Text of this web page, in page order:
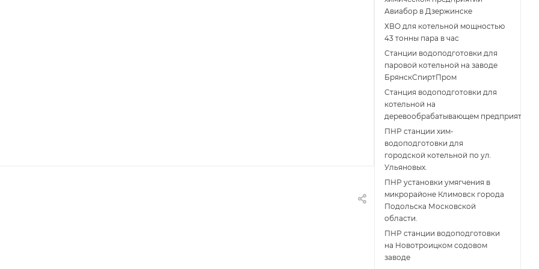
Авиабор в Дзержинске
ХВО для котельной мощностью
43 тонны пара в час
Станции водоподготовки для
паровой котельной на заводе
БрянскСпиртПром
Станция водоподготовки для
котельной на
деревообрабатывающем предприятии
ПНР станции хим-
водоподготовки для
городской котельной по ул.
Ульяновых.
ПНР установки умягчения в
микрорайоне Климовск города
Подольска Московской
области.
ПНР станции водоподготовки
на Новотроицком содовом
заводе